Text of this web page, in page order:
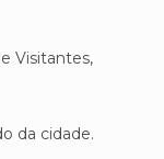
Visitantes,
da cidade.